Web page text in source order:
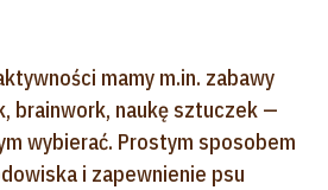
mamy m.in. zabawy
brainwork, naukę sztuczek —
wybierać. Prostym sposobem
i zapewnienie psu